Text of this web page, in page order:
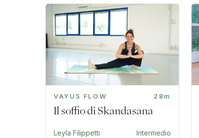
VAYUS FLOW 28m
Il soffio di Skandasana
Leyla Filippetti Intermedio